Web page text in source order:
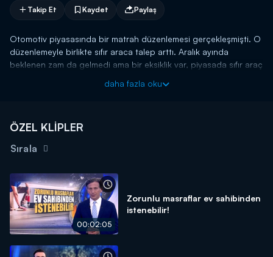
Takip Et Kaydet Paylaş
Otomotiv piyasasında bir matrah düzenlemesi gerçekleşmişti. O
düzenlemeyle birlikte sıfır araca talep arttı. Aralık ayında
beklenen zam da gelmedi ama bir eksiklik var, piyasada sıfır araç
piyasasına yöneldi. İkinci el piyasasında ise artan taleple birlikte
Kanal D Haber, hafta içi her akşam Kanal D'de!
daha fazla oku
ÖZEL KLİPLER
Sırala
00:02:05
Zorunlu masraflar ev sahibinden
istenebilir!